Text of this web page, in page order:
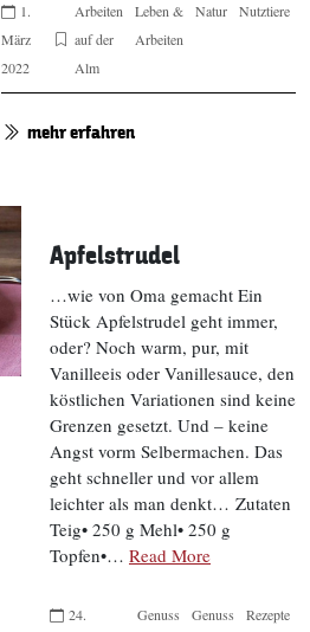
1.
März
2022
Arbeiten
auf der
Alm
Leben &
Arbeiten
Natur Nutztiere
mehr erfahren
Apfelstrudel
…wie von Oma gemacht Ein
Stück Apfelstrudel geht immer,
oder? Noch warm, pur, mit
Vanilleeis oder Vanillesauce, den
köstlichen Variationen sind keine
Grenzen gesetzt. Und – keine
Angst vorm Selbermachen. Das
geht schneller und vor allem
leichter als man denkt… Zutaten
Teig• 250 g Mehl• 250 g
Topfen•… Read More
24.
Genuss
Genuss
Rezepte